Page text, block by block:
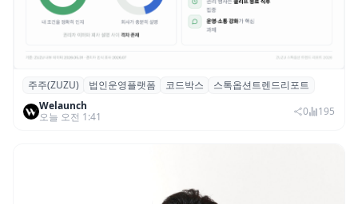
스톡옵션 취소율 2년 만에 18.2%→31.3%…
권리 발생 즉시 행사 비중도 급증
주주(ZUZU) 법인운영플랫폼 코드박스
스톡옵션트렌드리포트
Welaunch
오늘 오전 1:41
0 195